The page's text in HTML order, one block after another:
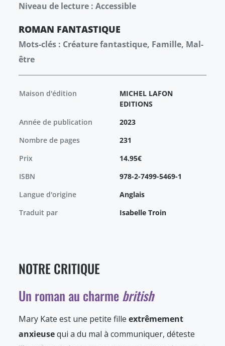
Niveau de lecture : Accessible
ROMAN FANTASTIQUE
Mots-clés : Créature fantastique, Famille, Mal-
être
Maison d'édition
MICHEL LAFON
EDITIONS
Année de publication
2023
Nombre de pages
231
Prix
14.95€
ISBN
978-2-7499-5469-1
Langue d'origine
Anglais
Traduit par
Isabelle Troin
NOTRE CRITIQUE
Un roman au charmebritish
Mary Kate est une petite fille extrêmement
anxieusequi a du mal à communiquer, déteste